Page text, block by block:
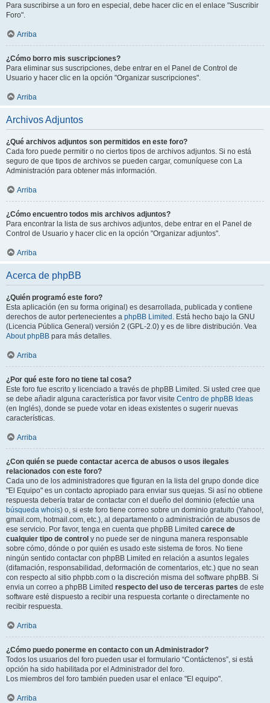
Para suscribirse a un foro en especial, debe hacer clic en el enlace "Suscribir
Foro".
Arriba
¿Cómo borro mis suscripciones?
Para eliminar sus suscripciones, debe entrar en el Panel de Control de
Usuario y hacer clic en la opción "Organizar suscripciones".
Arriba
Archivos Adjuntos
¿Qué archivos adjuntos son permitidos en este foro?
Cada foro puede permitir o no ciertos tipos de archivos adjuntos. Si no está
seguro de que tipos de archivos se pueden cargar, comuníquese con La
Administración para obtener más información.
Arriba
¿Cómo encuentro todos mis archivos adjuntos?
Para encontrar la lista de sus archivos adjuntos, debe entrar en el Panel de
Control de Usuario y hacer clic en la opción "Organizar adjuntos".
Arriba
Acerca de phpBB
¿Quién programó este foro?
Esta aplicación (en su forma original) es desarrollada, publicada y contiene
derechos de autor pertenecientes a phpBB Limited . Está hecho bajo la GNU
(Licencia Pública General) versión 2 (GPL-2.0) y es de libre distribución. Vea
About phpBB para más detalles.
Arriba
¿Por qué este foro no tiene tal cosa?
Este foro fue escrito y licenciado a través de phpBB Limited. Si usted cree que
se debe añadir alguna característica por favor visite Centro de phpBB Ideas
(en Inglés), donde se puede votar en ideas existentes o sugerir nuevas
características.
Arriba
¿Con quién se puede contactar acerca de abusos o usos ilegales
relacionados con este foro?
Cada uno de los administradores que figuran en la lista del grupo donde dice
"El Equipo" es un contacto apropiado para enviar sus quejas. Si así no obtiene
respuesta debería tratar de contactar con el dueño del dominio (efectúe una
búsqueda whois) o, si este foro tiene correo sobre un dominio gratuito (Yahoo!,
gmail.com, hotmail.com, etc.), al departamento o administración de abusos de
ese servicio. Por favor, tenga en cuenta que phpBB Limited carece de
cualquier tipo de control y no puede ser de ninguna manera responsable
sobre cómo, dónde o por quién es usado este sistema de foros. No tiene
ningún sentido contactar con phpBB Limited en relación a asuntos legales
(difamación, responsabilidad, deformación de comentarios, etc.) que no sean
con respecto al sitio phpbb.com o la discreción misma del software phpBB. Si
envia un correo a phpBB Limited respecto del uso de terceras partes de este
software esté dispuesto a recibir una respuesta cortante o directamente no
recibir respuesta.
Arriba
¿Cómo puedo ponerme en contacto con un Administrador?
Todos los usuarios del foro pueden usar el formulario “Contáctenos”, si está
opción ha sido habilitada por el Administrador del foro.
Los miembros del foro también pueden usar el enlace "El equipo".
Arriba